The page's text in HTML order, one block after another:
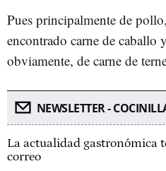
Pues principalmente de
encontrado carne de caballo
obviamente, de carne de
NEWSLETTER -
La actualidad gastronómica
correo